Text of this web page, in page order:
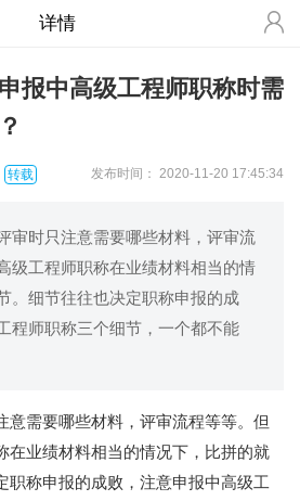
详情
报中高级工程师职称时需
转载 ： 2020-11-20 17:45:34
发布时间
审时只注意需要哪些材料，评审流
级工程师职称在业绩材料相当的情
。细节往往也决定职称申报的成
程师职称三个细节，一个都不能
意需要哪些材料，评审流程等等。但
在业绩材料相当的情况下，比拼的就
职称申报的成败，注意申报中高级工